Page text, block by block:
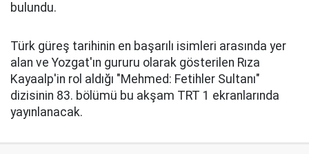
bulundu.
Türk güreş tarihinin en başarılı isimleri arasında yer
alan ve Yozgat'ın gururu olarak gösterilen Rıza
Kayaalp'in rol aldığı "Mehmed: Fetihler Sultanı"
dizisinin 83. bölümü bu akşam TRT 1 ekranlarında
yayınlanacak.